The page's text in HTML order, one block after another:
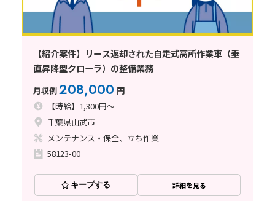
【紹介案件】リース返却された自走式高所作業車（垂
直昇降型クローラ）の整備業務
月収例208,000 円
【時給】1,300円～
千葉県山武市
メンテナンス・保全、立ち作業
58123-00
キープする 詳細を見る